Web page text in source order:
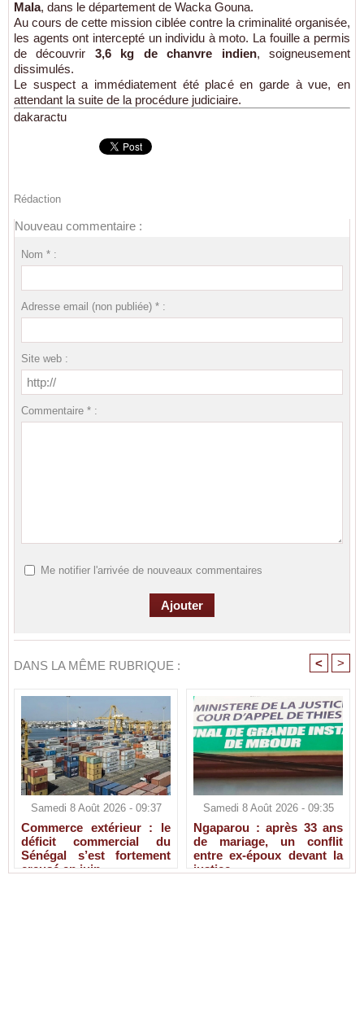
Mala, dans le département de Wacka Gouna.
Au cours de cette mission ciblée contre la criminalité organisée,
les agents ont intercepté un individu à moto. La fouille a permis
de découvrir 3,6 kg de chanvre indien, soigneusement
dissimulés.
Le suspect a immédiatement été placé en garde à vue, en
attendant la suite de la procédure judiciaire.
dakaractu
Rédaction
Nouveau commentaire :
Nom * :
Adresse email (non publiée) * :
Site web :
Commentaire * :
Me notifier l'arrivée de nouveaux commentaires
DANS LA MÊME RUBRIQUE : < >
Samedi 8 Août 2026 - 09:37
Commerce extérieur : le
déficit commercial du
Sénégal s’est fortement
creusé en juin
Samedi 8 Août 2026 - 09:35
Ngaparou : après 33 ans
de mariage, un conflit
entre ex-époux devant la
justice